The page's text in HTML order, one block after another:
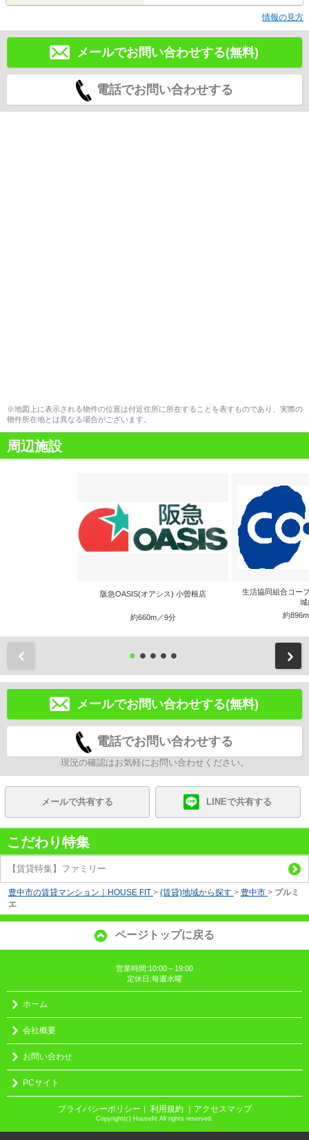
情報の見方
メールでお問い合わせする(無料)
電話でお問い合わせする
※地図上に表示される物件の位置は付近住所に所在することを表すものであり、実際の
物件所在地とは異なる場合がございます。
周辺施設
阪急OASIS(オアシス) 小曽根店
約660m／9分
生活協同組合コー
城
約
メールでお問い合わせする(無料)
電話でお問い合わせする
現況の確認はお気軽にお問い合わせください。
メールで共有する LINEで共有する
こだわり特集
【賃貸特集】ファミリー
豊中市の賃貸マンション｜HOUSE FIT > (賃貸)地域から探す > 豊中市 > プルミ
エ
ページトップに戻る
営業時間:10:00～19:00
定休日:毎週水曜
ホーム
会社概要
お問い合わせ
PCサイト
プライバシーポリシー 利用規約 ｜アクセスマップ
Copyright(c) Housefit All rights reserved.